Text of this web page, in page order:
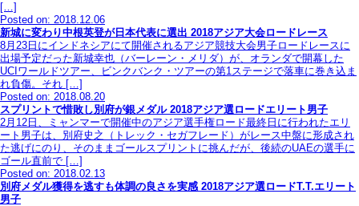
[…]
Posted on: 2018.12.06
新城に変わり中根英登が日本代表に選出 2018アジア大会ロードレース
8月23日にインドネシアにて開催されるアジア競技大会男子ロードレースに
出場予定だった新城幸也（バーレーン・メリダ）が、オランダで開幕した
UCIワールドツアー、ビンクバンク・ツアーの第1ステージで落車に巻き込ま
れ負傷。それ […]
Posted on: 2018.08.20
スプリントで惜敗し別府が銀メダル 2018アジア選ロードエリート男子
2月12日、ミャンマーで開催中のアジア選手権ロード最終日に行われたエリ
ート男子は、別府史之（トレック・セガフレード）がレース中盤に形成され
た逃げにのり、そのままゴールスプリントに挑んだが、後続のUAEの選手に
ゴール直前で […]
Posted on: 2018.02.13
別府メダル獲得を逃すも体調の良さを実感 2018アジア選ロードT.T.エリート
男子